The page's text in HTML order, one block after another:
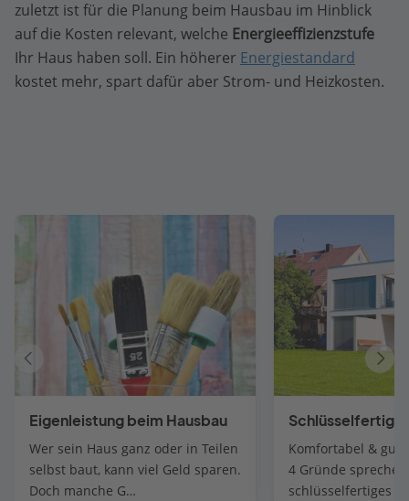
zuletzt ist für die Planung beim Hausbau im Hinblick
auf die Kosten relevant, welche Energieeffizienzstufe
Ihr Haus haben soll. Ein höherer Energiestandard
kostet mehr, spart dafür aber Strom- und Heizkosten.
Eigenleistung beim Hausbau
Wer sein Haus ganz oder in Teilen
selbst baut, kann viel Geld sparen.
Doch manche G…
Schlüsselfertig
Komfortabel & gut
4 Gründe
schlüsselfertiges
Vorheriger
Artikel